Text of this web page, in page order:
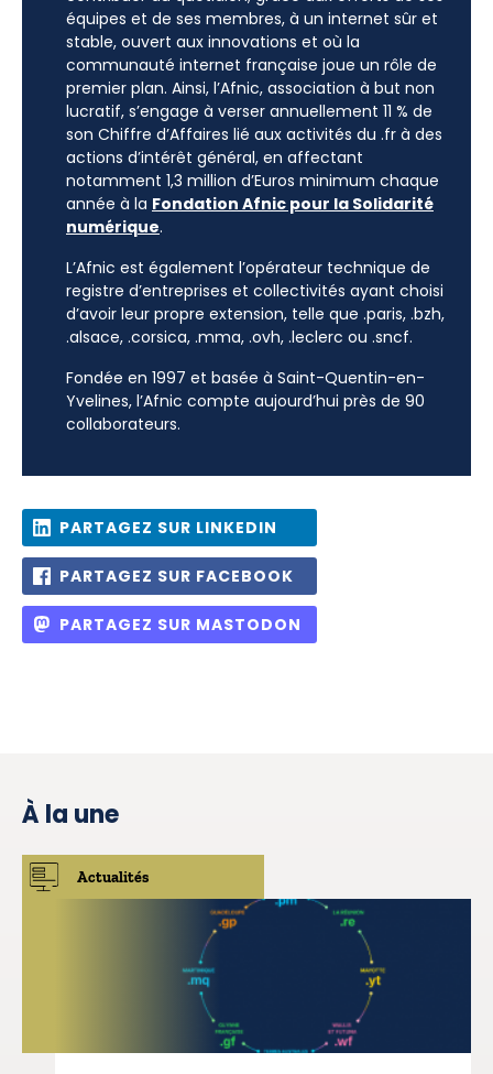
équipes et de ses membres, à un internet sûr et
stable, ouvert aux innovations et où la
communauté internet française joue un rôle de
premier plan. Ainsi, l’Afnic, association à but non
lucratif, s’engage à verser annuellement 11 % de
son Chiffre d’Affaires lié aux activités du .fr à des
actions d’intérêt général, en affectant
notamment 1,3 million d’Euros minimum chaque
année à la Fondation Afnic pour la Solidarité
numérique.
L’Afnic est également l’opérateur technique de
registre d’entreprises et collectivités ayant choisi
d’avoir leur propre extension, telle que .paris, .bzh,
.alsace, .corsica, .mma, .ovh, .leclerc ou .sncf.
Fondée en 1997 et basée à Saint-Quentin-en-
Yvelines, l’Afnic compte aujourd’hui près de 90
collaborateurs.
PARTAGEZ SUR LINKEDIN
PARTAGEZ SUR FACEBOOK
PARTAGEZ SUR MASTODON
À la une
Actualités